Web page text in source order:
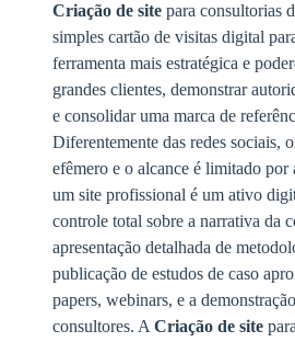
Criação de site para consultorias
simples cartão de visitas digital
ferramenta mais estratégica e
grandes clientes, demonstrar
e consolidar uma marca de
Diferentemente das redes sociais,
efêmero e o alcance é limitado por
um site profissional é um ativo
controle total sobre a narrativa da
apresentação detalhada de
publicação de estudos de caso
papers, webinars, e a
consultores. A Criação de site